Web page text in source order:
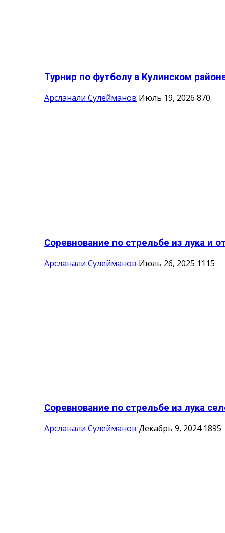
Турнир по футболу в Кулинском
Арсланали Сулейманов Июль 19, 2026 870
Соревнование по стрельбе из лука и
Арсланали Сулейманов Июль 26, 2025 1115
Соревнование по стрельбе из лука
Арсланали Сулейманов Декабрь 9, 2024 1895